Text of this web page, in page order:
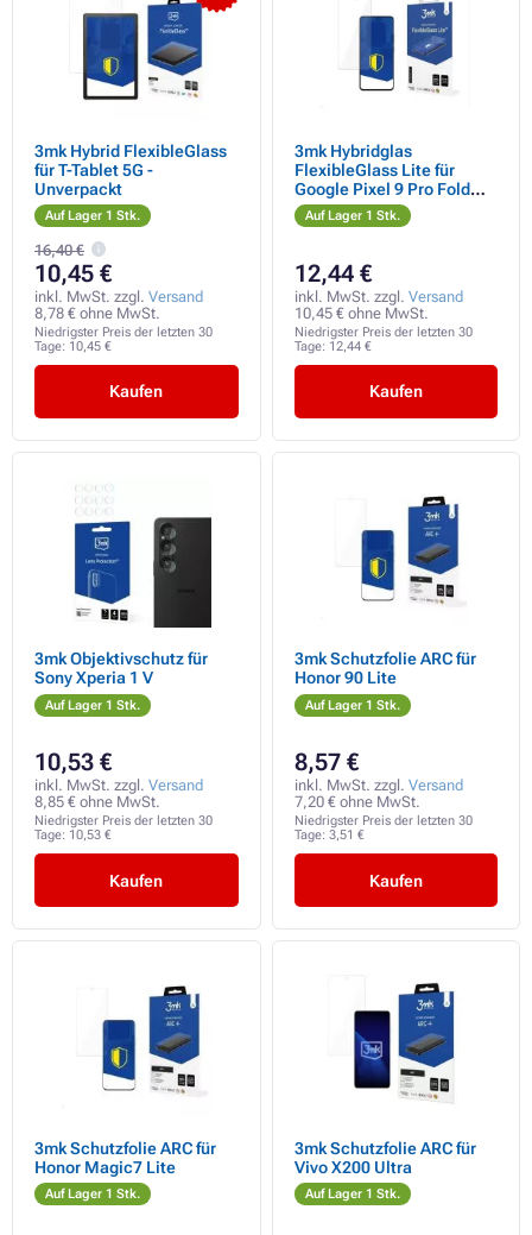
3mk Hybrid FlexibleGlass
für T-Tablet 5G -
Unverpackt
Auf Lager 1 Stk.
16,40 €
10,45 €
inkl. MwSt. zzgl. Versand
8,78 € ohne MwSt.
Niedrigster Preis der letzten 30
Tage: 10,45 €
Kaufen
3mk Hybridglas
FlexibleGlass Lite für
Google Pixel 9 Pro Fold
(Vorderseite)
Auf Lager 1 Stk.
12,44 €
inkl. MwSt. zzgl. Versand
10,45 € ohne MwSt.
Niedrigster Preis der letzten 30
Tage: 12,44 €
Kaufen
3mk Objektivschutz für
Sony Xperia 1 V
Auf Lager 1 Stk.
10,53 €
inkl. MwSt. zzgl. Versand
8,85 € ohne MwSt.
Niedrigster Preis der letzten 30
Tage: 10,53 €
Kaufen
3mk Schutzfolie ARC für
Honor 90 Lite
Auf Lager 1 Stk.
8,57 €
inkl. MwSt. zzgl. Versand
7,20 € ohne MwSt.
Niedrigster Preis der letzten 30
Tage: 3,51 €
Kaufen
3mk Schutzfolie ARC für
Honor Magic7 Lite
Auf Lager 1 Stk.
3mk Schutzfolie ARC für
Vivo X200 Ultra
Auf Lager 1 Stk.